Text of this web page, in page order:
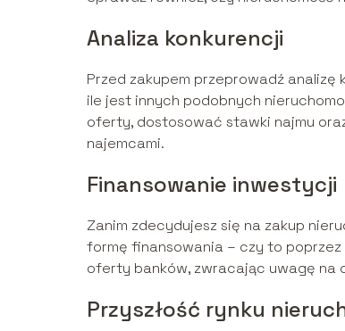
Analiza konkurencji
Przed zakupem przeprowadź analizę
ile jest innych podobnych
oferty, dostosować stawki najmu
najemcami.
Finansowanie inwestycji
Zanim zdecydujesz się na zakup
formę finansowania – czy to poprzez
oferty banków, zwracając uwagę na
Przyszłość rynku